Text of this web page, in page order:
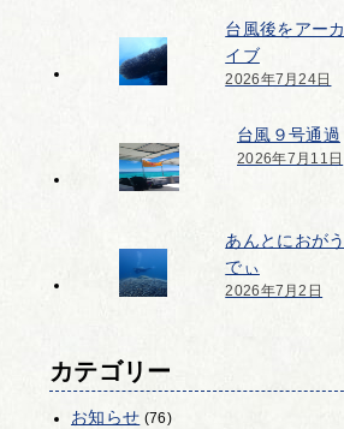
台風後をアーカ
イブ
2026年7月24日
台風９号通過
2026年7月11日
あんとにおがう
でぃ
2026年7月2日
カテゴリー
お知らせ (76)